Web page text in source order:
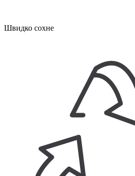
Швидко сохне